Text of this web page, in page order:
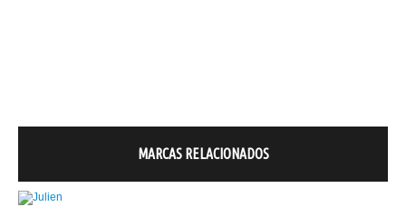
MARCAS RELACIONADOS